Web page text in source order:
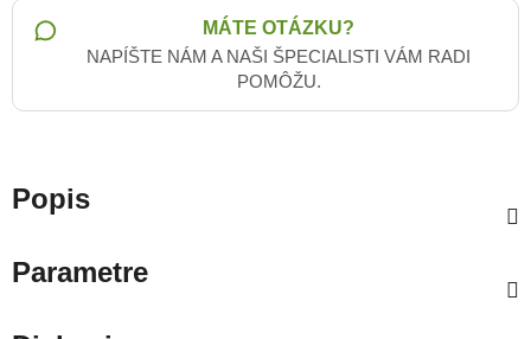
MÁTE OTÁZKU?
NAPÍŠTE NÁM A NAŠI ŠPECIALISTI VÁM RADI
POMÔŽU.
Popis
Parametre